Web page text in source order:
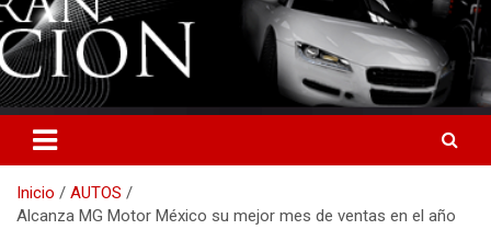
Inicio
AUTOS
Alcanza MG Motor México su mejor mes de ventas en el año